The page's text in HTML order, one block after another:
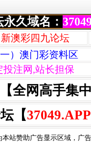
久域名：
新澳彩四九论坛
）澳门彩资料区
投注网,站长担保
全网高手集
【37049.APP
本站赞助广告显示区域，广